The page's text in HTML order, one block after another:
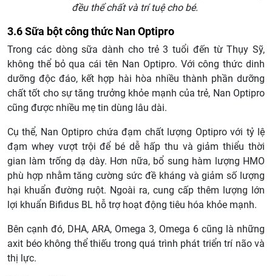
đều thể chất và trí tuệ cho bé.
3.6 Sữa bột công thức Nan Optipro
Trong các dòng sữa dành cho trẻ 3 tuổi đến từ Thụy Sỹ,
không thể bỏ qua cái tên Nan Optipro. Với công thức dinh
dưỡng độc đáo, kết hợp hài hòa nhiều thành phần dưỡng
chất tốt cho sự tăng trưởng khỏe mạnh của trẻ, Nan Optipro
cũng được nhiều mẹ tin dùng lâu dài.
Cụ thể, Nan Optipro chứa đạm chất lượng Optipro với tỷ lệ
đạm whey vượt trội để bé dễ hấp thu và giảm thiểu thời
gian làm trống dạ dày. Hơn nữa, bổ sung hàm lượng HMO
phù hợp nhằm tăng cường sức đề kháng và giảm số lượng
hại khuẩn đường ruột. Ngoài ra, cung cấp thêm lượng lớn
lợi khuẩn Bifidus BL hỗ trợ hoạt động tiêu hóa khỏe mạnh.
Bên cạnh đó, DHA, ARA, Omega 3, Omega 6 cũng là những
axit béo không thể thiếu trong quá trình phát triển trí não và
thị lực.